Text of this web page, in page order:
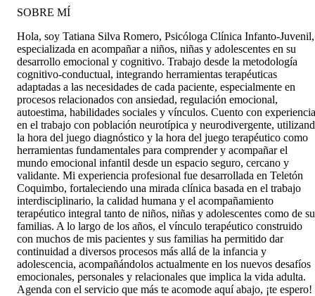
SOBRE MÍ
Hola, soy Tatiana Silva Romero, Psicóloga Clínica Infanto-Juvenil,
especializada en acompañar a niños, niñas y adolescentes en su
desarrollo emocional y cognitivo. Trabajo desde la metodología
cognitivo-conductual, integrando herramientas terapéuticas
adaptadas a las necesidades de cada paciente, especialmente en
procesos relacionados con ansiedad, regulación emocional,
autoestima, habilidades sociales y vínculos. Cuento con experiencia
en el trabajo con población neurotípica y neurodivergente,
la hora del juego diagnóstico y la hora del juego terapéutico como
herramientas fundamentales para comprender y acompañar el
mundo emocional infantil desde un espacio seguro, cercano y
validante. Mi experiencia profesional fue desarrollada en Teletón
Coquimbo, fortaleciendo una mirada clínica basada en el trabajo
interdisciplinario, la calidad humana y el acompañamiento
terapéutico integral tanto de niños, niñas y adolescentes como de
familias. A lo largo de los años, el vínculo terapéutico construido
con muchos de mis pacientes y sus familias ha permitido dar
continuidad a diversos procesos más allá de la infancia y
adolescencia, acompañándolos actualmente en los nuevos desafíos
emocionales, personales y relacionales que implica la vida adulta.
Agenda con el servicio que más te acomode aquí abajo, ¡te espero!